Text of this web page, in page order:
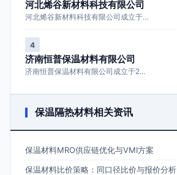
河北烯谷新材料科技有限公司
河北烯谷新材料科技有限公司成立于…
4
济南恒普保温材料有限公司
济南恒普保温材料有限公司成立于2…
保温隔热材料相关资讯
保温材料MRO供应链优化与VMI方案
保温材料比价策略：同口径比价与报价分析